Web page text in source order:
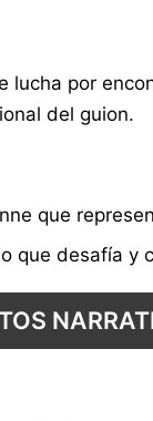
por
del guion.
que
que desafía